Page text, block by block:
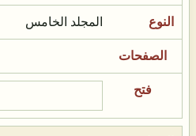
المجلد الخامس